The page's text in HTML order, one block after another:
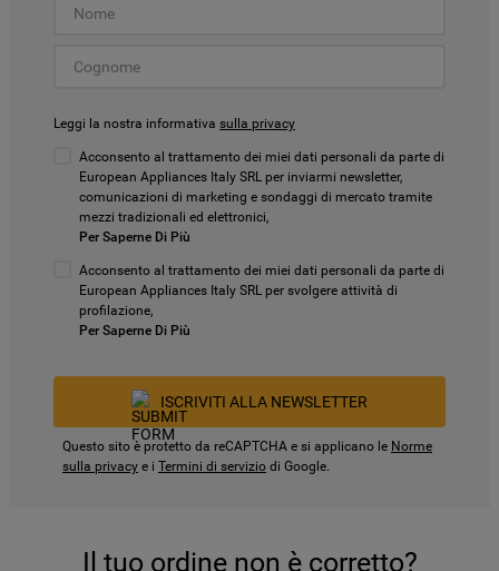
Leggi la nostra informativa sulla privacy
Acconsento al trattamento dei miei dati personali da parte di
European Appliances Italy SRL per inviarmi newsletter,
comunicazioni di marketing e sondaggi di mercato tramite
mezzi tradizionali ed elettronici,
Per Saperne Di Più
Acconsento al trattamento dei miei dati personali da parte di
European Appliances Italy SRL per svolgere attività di
profilazione,
Per Saperne Di Più
ISCRIVITI ALLA NEWSLETTER
Questo sito è protetto da reCAPTCHA e si applicano le Norme
sulla privacy e i Termini di servizio di Google.
Il tuo ordine non è corretto?